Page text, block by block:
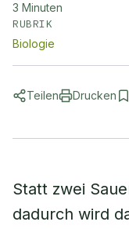
3 Minuten
RUBRIK
Biologie
Teilen Drucken
Statt zwei
dadurch wird